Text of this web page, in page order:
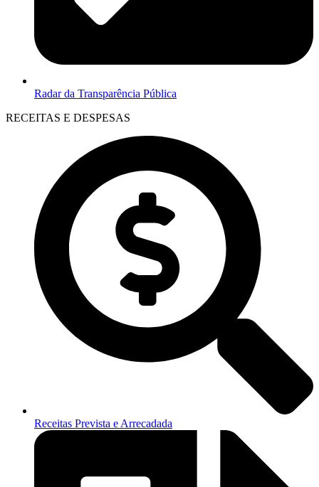
Radar da Transparência Pública
RECEITAS E DESPESAS
Receitas Prevista e Arrecadada